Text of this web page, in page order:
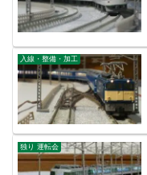
入線・整備・加工
独り 運転会